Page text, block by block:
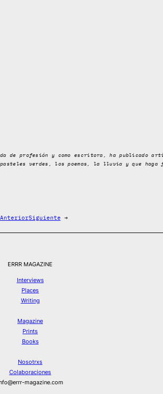
de profesión y como escritora, ha publicado
verdes, los poemas, la lluvia y que haga
AnteriorSiguiente →
ERRR MAGAZINE
Interviews
Places
Writing
Magazine
Prints
Books
Nosotrxs
Colaboraciones
magazine.com